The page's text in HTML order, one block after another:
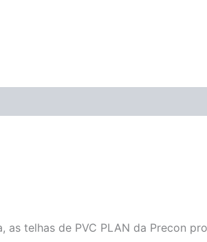
telhas de PVC PLAN da Precon